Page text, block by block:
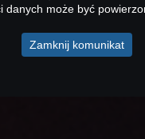
danych może być
Zamknij komunikat